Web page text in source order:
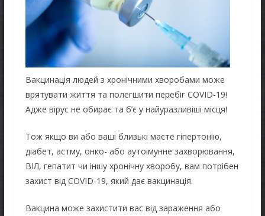
Вакцинація людей з хронічними хворобами може
врятувати життя та полегшити перебіг COVID-19!
Адже вірус не обирає та б’є у найуразливіші місця!
Тож якщо ви або ваші близькі маєте гіпертонію,
діабет, астму, онко- або аутоімунне захворювання,
ВІЛ, гепатит чи іншу хронічну хворобу, вам потрібен
захист від COVID-19, який дає вакцинація.
Вакцина може захистити вас від зараження або